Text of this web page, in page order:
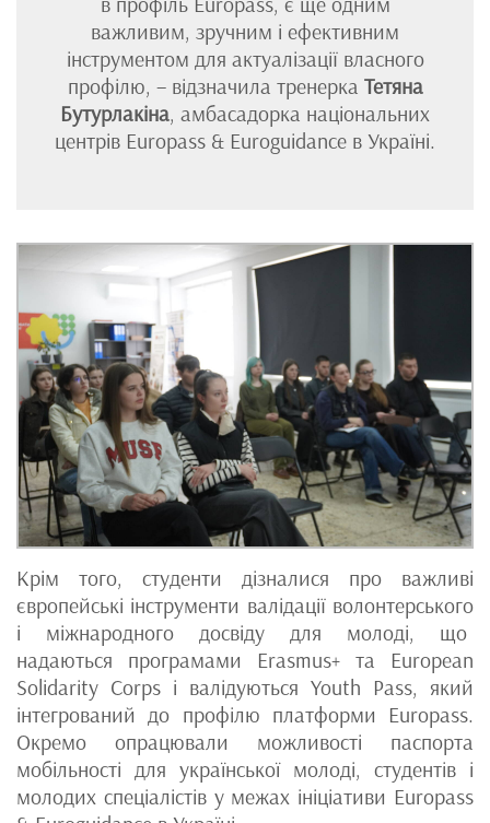
важливим, зручним і ефективним
інструментом для актуалізації власного
профілю, – відзначила тренерка Тетяна
Бутурлакіна, амбасадорка національних
центрів Europass & Euroguidance в Україні.
Крім того, студенти дізналися про важливі
європейські інструменти валідації волонтерського
і міжнародного досвіду для молоді, що
надаються програмами Erasmus+ та European
Solidarity Corps і валідуються Youth Pass, який
інтегрований до профілю платформи Europass.
Окремо опрацювали можливості паспорта
мобільності для української молоді, студентів і
молодих спеціалістів у межах ініціативи Europass